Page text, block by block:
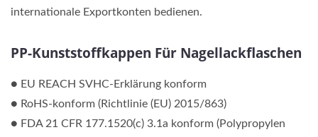
internationale Exportkonten bedienen.
PP-Kunststoffkappen Für Nagellackflaschen
● EU REACH SVHC-Erklärung konform
● RoHS-konform (Richtlinie (EU) 2015/863)
● FDA 21 CFR 177.1520(c) 3.1a konform (Polypropylen